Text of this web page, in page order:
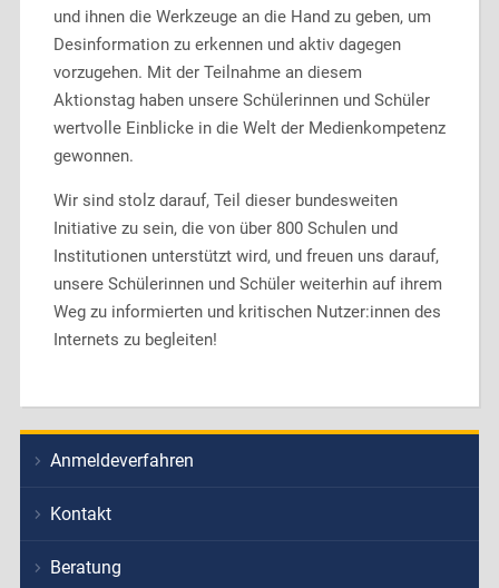
und ihnen die Werkzeuge an die Hand zu geben, um
Desinformation zu erkennen und aktiv dagegen
vorzugehen. Mit der Teilnahme an diesem
Aktionstag haben unsere Schülerinnen und Schüler
wertvolle Einblicke in die Welt der Medienkompetenz
gewonnen.
Wir sind stolz darauf, Teil dieser bundesweiten
Initiative zu sein, die von über 800 Schulen und
Institutionen unterstützt wird, und freuen uns darauf,
unsere Schülerinnen und Schüler weiterhin auf ihrem
Weg zu informierten und kritischen Nutzer:innen des
Internets zu begleiten!
Anmeldeverfahren
Kontakt
Beratung